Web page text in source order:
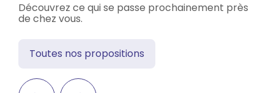
Découvrez ce qui se passe prochainement près
de chez vous.
Toutes nos propositions